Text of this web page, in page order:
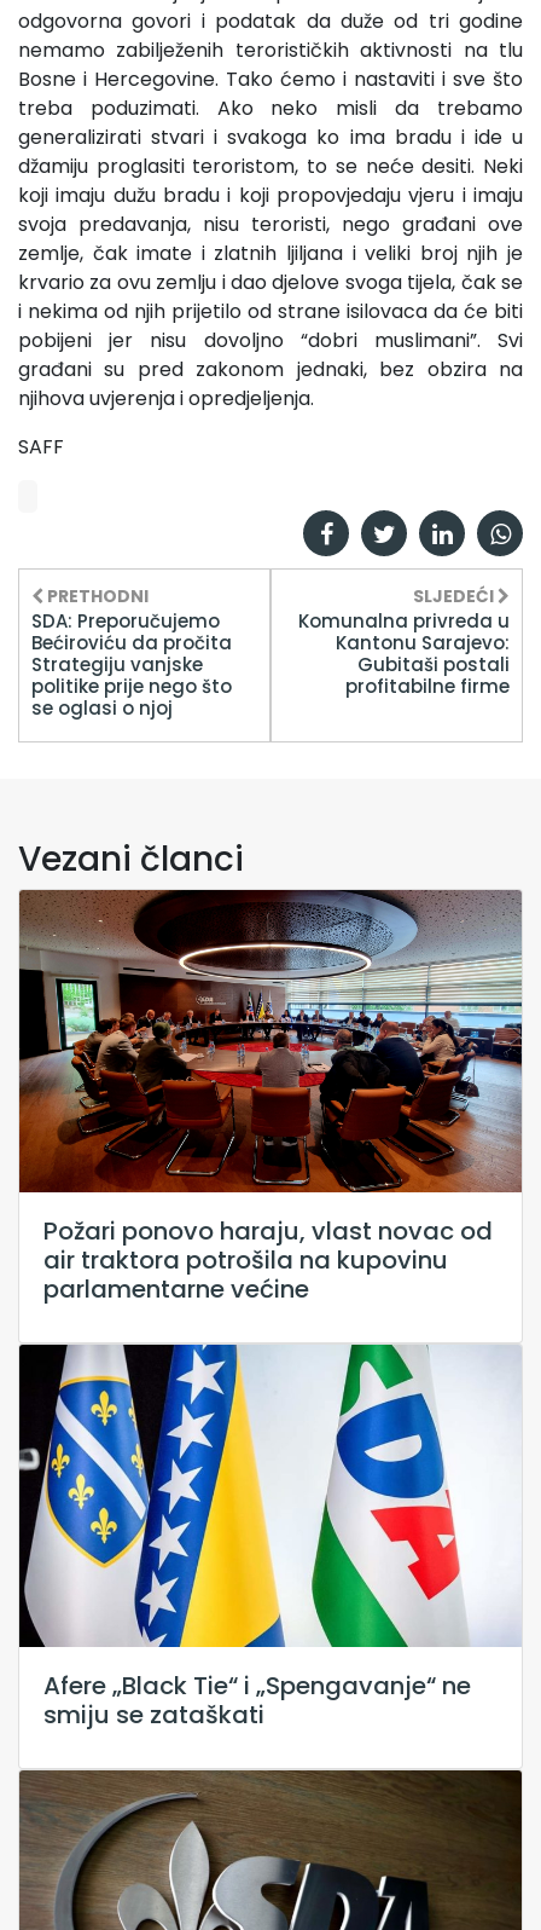
odgovorna govori i podatak da duže od tri godine
nemamo zabilježenih terorističkih aktivnosti na tlu
Bosne i Hercegovine. Tako ćemo i nastaviti i sve što
treba poduzimati. Ako neko misli da trebamo
generalizirati stvari i svakoga ko ima bradu i ide u
džamiju proglasiti teroristom, to se neće desiti. Neki
koji imaju dužu bradu i koji propovjedaju vjeru i imaju
svoja predavanja, nisu teroristi, nego građani ove
zemlje, čak imate i zlatnih ljiljana i veliki broj njih je
krvario za ovu zemlju i dao djelove svoga tijela, čak se
i nekima od njih prijetilo od strane isilovaca da će biti
pobijeni jer nisu dovoljno “dobri muslimani”. Svi
građani su pred zakonom jednaki, bez obzira na
njihova uvjerenja i opredjeljenja.
SAFF
PRETHODNI
SDA: Preporučujemo
Bećiroviću da pročita
Strategiju vanjske
politike prije nego što
se oglasi o njoj
SLJEDEĆI
Komunalna privreda u
Kantonu Sarajevo:
Gubitaši postali
profitabilne firme
Vezani članci
Požari ponovo haraju, vlast novac od
air traktora potrošila na kupovinu
parlamentarne većine
Afere „Black Tie“ i „Spengavanje“ ne
smiju se zataškati